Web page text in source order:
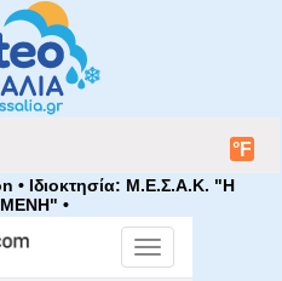
°F
• Ιδιοκτησία: Μ.Ε.Σ.Α.Κ. "Η
•